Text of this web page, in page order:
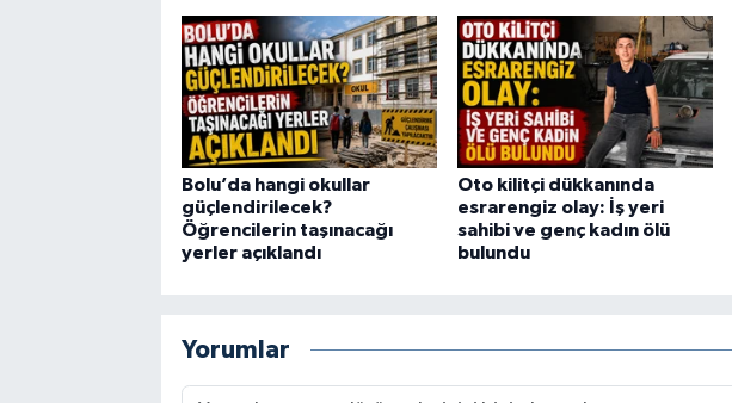
Bolu’da hangi okullar
güçlendirilecek?
Öğrencilerin taşınacağı
yerler açıklandı
Oto kilitçi dükkanında
esrarengiz olay: İş yeri
sahibi ve genç kadın ölü
bulundu
Yorumlar